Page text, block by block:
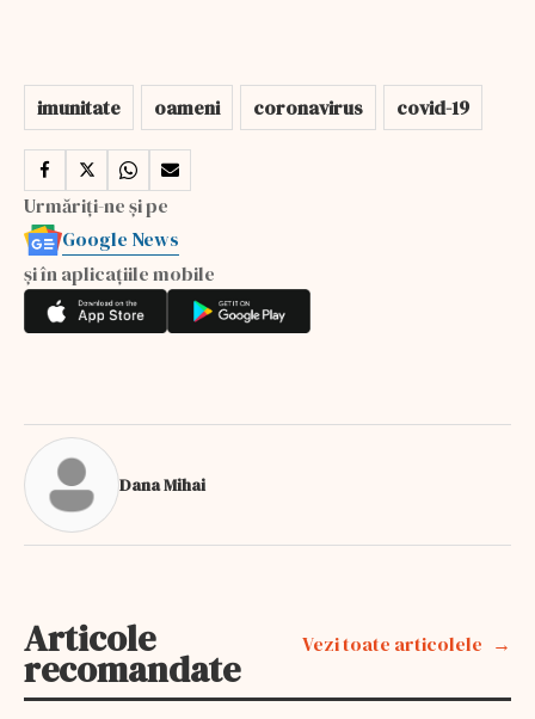
imunitate oameni coronavirus covid-19
Urmăriți-ne și pe
Google News
și în aplicațiile mobile
Dana Mihai
Articole
recomandate
Vezi toate articolele